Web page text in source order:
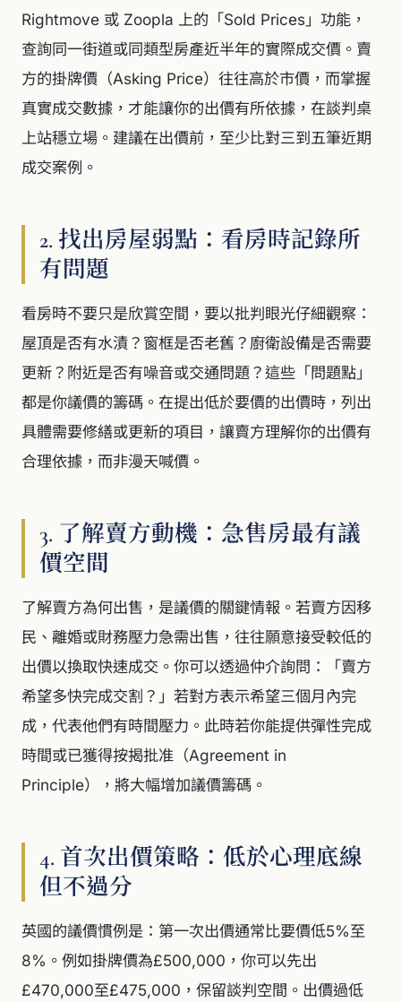
Rightmove 或 Zoopla 上的「Sold Prices」功能，
查詢同一街道或同類型房產近半年的實際成交價。賣
方的掛牌價（Asking Price）往往高於市價，而掌握
真實成交數據，才能讓你的出價有所依據，在談判桌
上站穩立場。建議在出價前，至少比對三到五筆近期
成交案例。
2. 找出房屋弱點：看房時記錄所
有問題
看房時不要只是欣賞空間，要以批判眼光仔細觀察：
屋頂是否有水漬？窗框是否老舊？廚衛設備是否需要
更新？附近是否有噪音或交通問題？這些「問題點」
都是你議價的籌碼。在提出低於要價的出價時，列出
具體需要修繕或更新的項目，讓賣方理解你的出價有
合理依據，而非漫天喊價。
3. 了解賣方動機：急售房最有議
價空間
了解賣方為何出售，是議價的關鍵情報。若賣方因移
民、離婚或財務壓力急需出售，往往願意接受較低的
出價以換取快速成交。你可以透過仲介詢問：「賣方
希望多快完成交割？」若對方表示希望三個月內完
成，代表他們有時間壓力。此時若你能提供彈性完成
時間或已獲得按揭批准（Agreement in
Principle），將大幅增加議價籌碼。
4. 首次出價策略：低於心理底線
但不過分
英國的議價慣例是：第一次出價通常比要價低5%至
8%。例如掛牌價為£500,000，你可以先出
£470,000至£475,000，保留談判空間。出價過低